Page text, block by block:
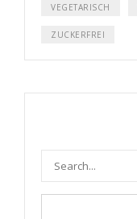
VEGETARISCH
ZUCKERFREI